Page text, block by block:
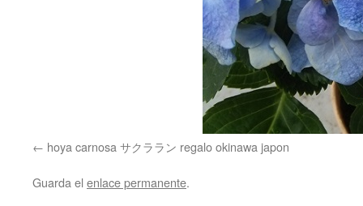
hoya carnosa サクララン regalo okinawa japon
Guarda el enlace permanente.